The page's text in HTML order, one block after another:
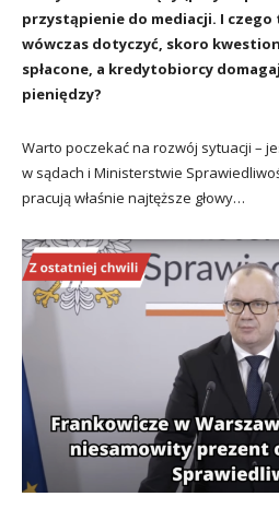
przystąpienie do mediacji. I czego
wówczas dotyczyć, skoro
spłacone, a kredytobiorcy
pieniędzy?
Warto poczekać na rozwój sytuacji –
w sądach i Ministerstwie
pracują właśnie najtęższe głowy…